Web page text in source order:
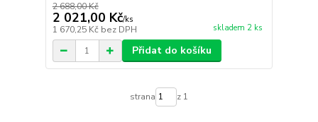
2 688,00 Kč
2 021,00 Kč/ks
1 670,25 Kč bez DPH skladem 2 ks
Přidat do košíku
strana z 1